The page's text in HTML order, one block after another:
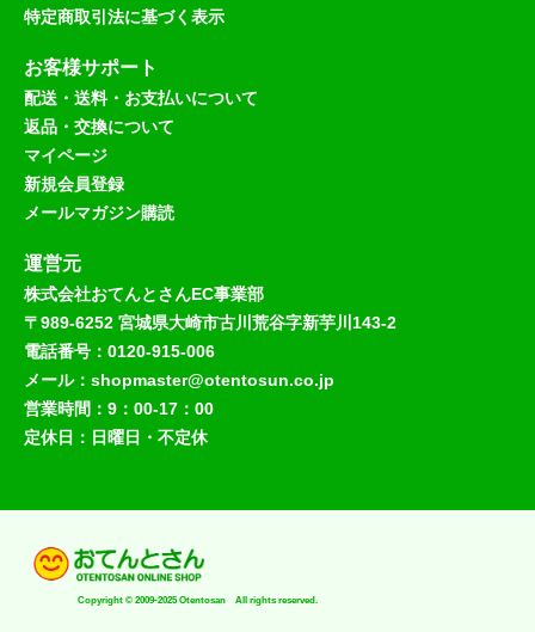
特定商取引法に基づく表示
お客様サポート
配送・送料・お支払いについて
返品・交換について
マイページ
新規会員登録
メールマガジン購読
運営元
株式会社おてんとさんEC事業部
〒989-6252 宮城県大崎市古川荒谷字新芋川143-2
電話番号：0120-915-006
メール：shopmaster@otentosun.co.jp
営業時間：9：00-17：00
定休日：日曜日・不定休
Copyright © 2009-2025 Otentosan All rights reserved.